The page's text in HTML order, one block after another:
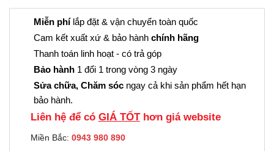
Miễn phílắp đặt & vận chuyển toàn quốc
Cam kết xuất xứ & bảo hành chính hãng
Thanh toán linh hoạt - có trả góp
Bảo hành 1 đổi 1 trong vòng 3 ngày
Sửa chữa, Chăm sóc ngay cả khi sản phẩm hết hạn
bảo hành.
Liên hệ để có GIÁ TỐThơn giá website
Miền Bắc: 0943 980 890